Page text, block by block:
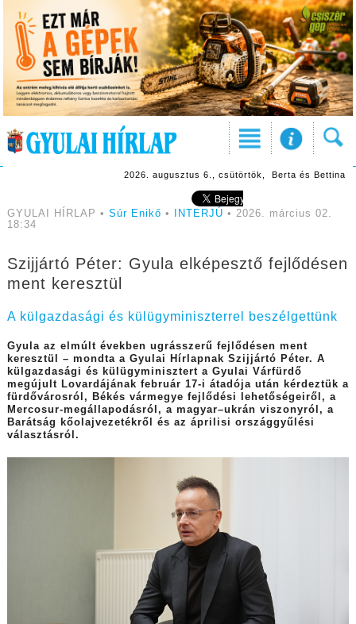
2026. augusztus 6., csütörtök, Berta és Bettina
GYULAI HÍRLAP • Súr Enikő • INTERJÚ • 2026. március 02.
18:34
Szijjártó Péter: Gyula elképesztő fejlődésen
ment keresztül
A külgazdasági és külügyminiszterrel beszélgettünk
Gyula az elmúlt években ugrásszerű fejlődésen ment
keresztül – mondta a Gyulai Hírlapnak Szijjártó Péter. A
külgazdasági és külügyminisztert a Gyulai Várfürdő
megújult Lovardájának február 17-i átadója után kérdeztük a
fürdővárosról, Békés vármegye fejlődési lehetőségeiről, a
Mercosur-megállapodásról, a magyar–ukrán viszonyról, a
Barátság kőolajvezetékről és az áprilisi országgyűlési
választásról.